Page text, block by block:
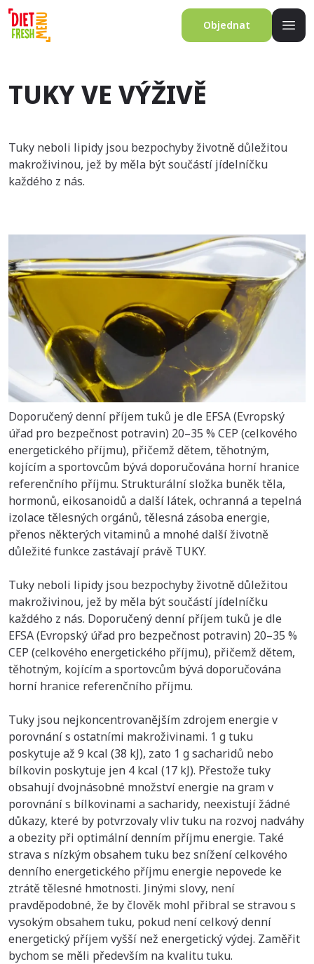
Objednat
TUKY VE VÝŽIVĚ
Tuky neboli lipidy jsou bezpochyby životně důležitou
makroživinou, jež by měla být součástí jídelníčku
každého z nás.
Doporučený denní příjem tuků je dle EFSA (Evropský
úřad pro bezpečnost potravin) 20–35 % CEP (celkového
energetického příjmu), přičemž dětem, těhotným,
kojícím a sportovcům bývá doporučována horní hranice
referenčního příjmu. Strukturální složka buněk těla,
hormonů, eikosanoidů a další látek, ochranná a tepelná
izolace tělesných orgánů, tělesná zásoba energie,
přenos některých vitaminů a mnohé další životně
důležité funkce zastávají právě TUKY.
Tuky neboli lipidy jsou bezpochyby životně důležitou
makroživinou, jež by měla být součástí jídelníčku
každého z nás. Doporučený denní příjem tuků je dle
EFSA (Evropský úřad pro bezpečnost potravin) 20–35 %
CEP (celkového energetického příjmu), přičemž dětem,
těhotným, kojícím a sportovcům bývá doporučována
horní hranice referenčního příjmu.
Tuky jsou nejkoncentrovanějším zdrojem energie v
porovnání s ostatními makroživinami. 1 g tuku
poskytuje až 9 kcal (38 kJ), zato 1 g sacharidů nebo
bílkovin poskytuje jen 4 kcal (17 kJ). Přestože tuky
obsahují dvojnásobné množství energie na gram v
porovnání s bílkovinami a sacharidy, neexistují žádné
důkazy, které by potvrzovaly vliv tuku na rozvoj nadváhy
a obezity při optimální denním příjmu energie. Také
strava s nízkým obsahem tuku bez snížení celkového
denního energetického příjmu energie nepovede ke
ztrátě tělesné hmotnosti. Jinými slovy, není
pravděpodobné, že by člověk mohl přibral se stravou s
vysokým obsahem tuku, pokud není celkový denní
energetický příjem vyšší než energetický výdej. Zaměřit
bychom se měli především na kvalitu tuku.